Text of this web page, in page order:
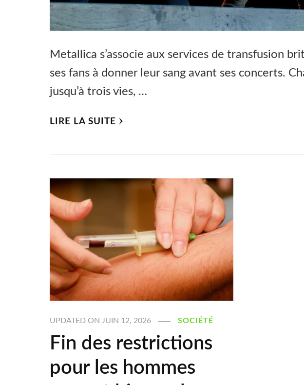
Metallica s’associe aux services de transfusion
ses fans à donner leur sang avant ses concerts.
jusqu’à trois vies, …
LIRE LA SUITE
UPDATED ONJUIN 12, 2026 SOCIÉTÉ
Fin des restrictions
pour les hommes